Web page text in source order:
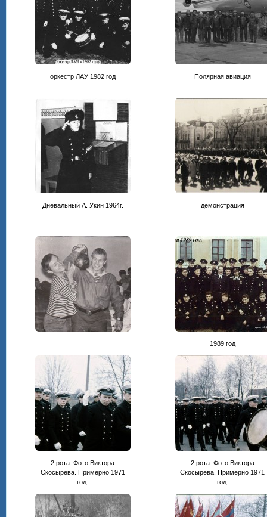
оркестр ЛАУ 1982 год Полярная авиация
Дневальный А. Укин 1964г. демонстрация
1989 год
2 рота. Фото Виктора
Скосырева. Примерно 1971
год.
2 рота. Фото Виктора
Скосырева. Примерно 1971
год.